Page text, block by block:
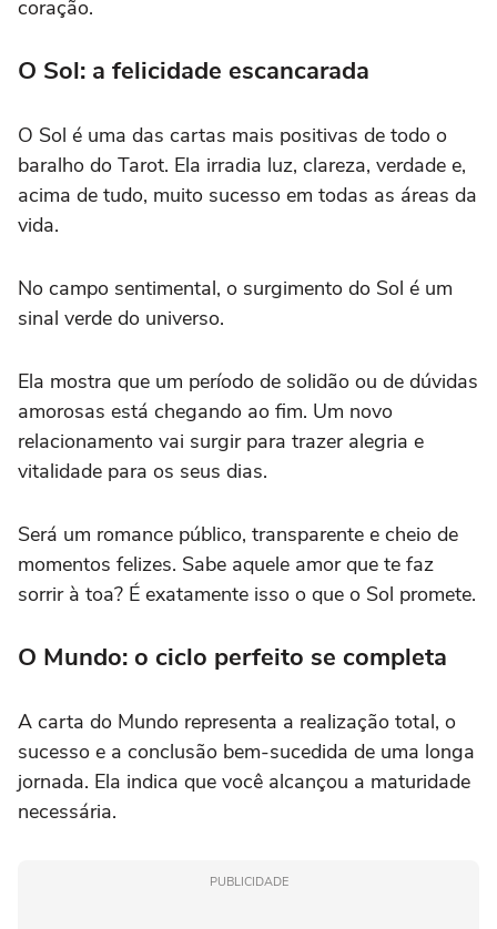
coração.
O Sol: a felicidade escancarada
O Sol é uma das cartas mais positivas de todo o
baralho do Tarot. Ela irradia luz, clareza, verdade e,
acima de tudo, muito sucesso em todas as áreas da
vida.
No campo sentimental, o surgimento do Sol é um
sinal verde do universo.
Ela mostra que um período de solidão ou de dúvidas
amorosas está chegando ao fim. Um novo
relacionamento vai surgir para trazer alegria e
vitalidade para os seus dias.
Será um romance público, transparente e cheio de
momentos felizes. Sabe aquele amor que te faz
sorrir à toa? É exatamente isso o que o Sol promete.
O Mundo: o ciclo perfeito se completa
A carta do Mundo representa a realização total, o
sucesso e a conclusão bem-sucedida de uma longa
jornada. Ela indica que você alcançou a maturidade
necessária.
PUBLICIDADE